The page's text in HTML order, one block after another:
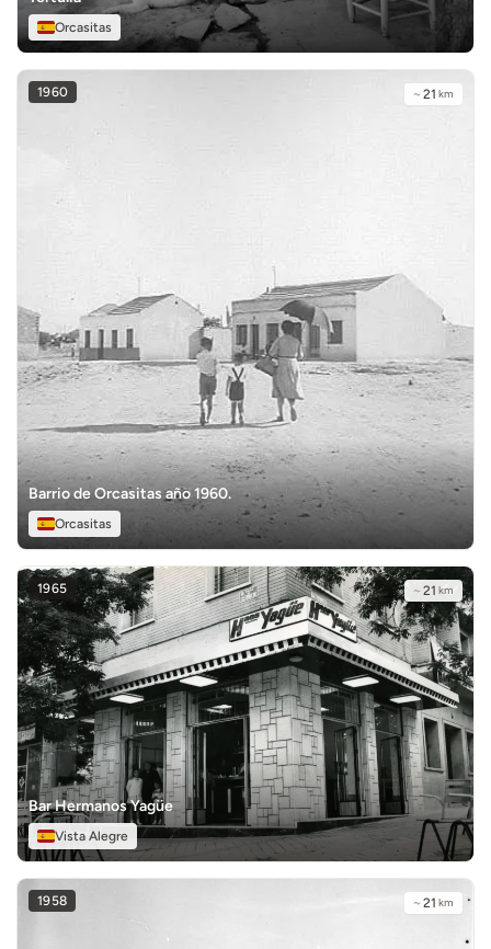
Orcasitas
1960 ~ 21 km
Barrio de Orcasitas año 1960.
Orcasitas
1965 ~ 21 km
Bar Hermanos Yagüe
Vista Alegre
1958 ~ 21 km